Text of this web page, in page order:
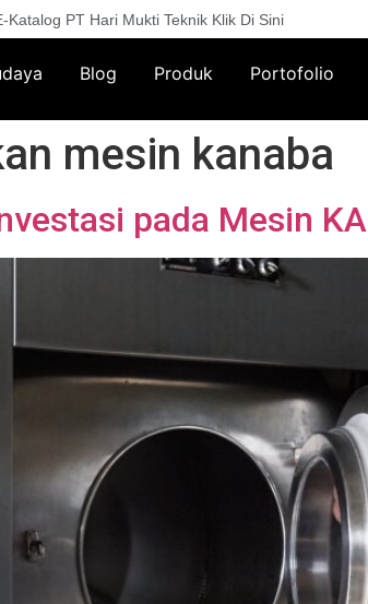
Katalog PT Hari Mukti Teknik Klik Di Sini
Blog Produk Portofolio
mesin kanaba
pada Mesin